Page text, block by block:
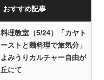
おすすめ記事
料理教室（5/24）「カヤト
ーストと麺料理で旅気分」
よみうりカルチャー自由が
丘にて